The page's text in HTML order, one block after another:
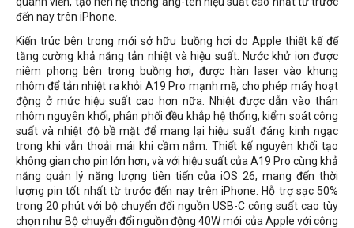
đến nay trên iPhone.
Kiến trúc bên trong mới sở hữu buồng hơi do Apple thiết kế để
tăng cường khả năng tản nhiệt và hiệu suất. Nước khử ion được
niêm phong bên trong buồng hơi, được hàn laser vào khung
nhôm để tản nhiệt ra khỏi A19 Pro mạnh mẽ, cho phép máy hoạt
động ở mức hiệu suất cao hơn nữa. Nhiệt được dẫn vào thân
nhôm nguyên khối, phân phối đều khắp hệ thống, kiểm soát công
suất và nhiệt độ bề mặt để mang lại hiệu suất đáng kinh ngạc
trong khi vẫn thoải mái khi cầm nắm. Thiết kế nguyên khối tạo
không gian cho pin lớn hơn, và với hiệu suất của A19 Pro cùng khả
năng quản lý năng lượng tiên tiến của iOS 26, mang đến thời
lượng pin tốt nhất từ ​​trước đến nay trên iPhone. Hỗ trợ sạc 50%
trong 20 phút với bộ chuyển đổi nguồn USB-C công suất cao tùy
chọn như Bộ chuyển đổi nguồn động 40W mới của Apple với công